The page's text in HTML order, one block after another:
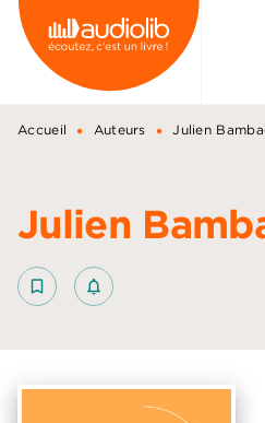
MENU RECHERCHE
PIED DE PAGE
Accueil • Auteurs • Julien
Julien
bookmark_border